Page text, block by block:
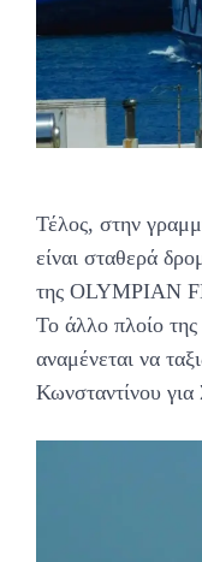
Τέλος, στην
είναι σταθερά
της OLYMPIAN
To άλλο πλοίο
αναμένεται να
Κωνσταντίνου